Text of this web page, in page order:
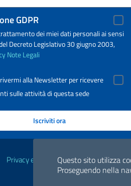
Questo sito utilizza
Proseguendo nella
GDPR
dei miei dati personali ai sensi
Decreto Legislativo 30 giugno 2003,
Note Legali
alla Newsletter per ricevere
sulle attività di questa sede
Privacy e cookie policy